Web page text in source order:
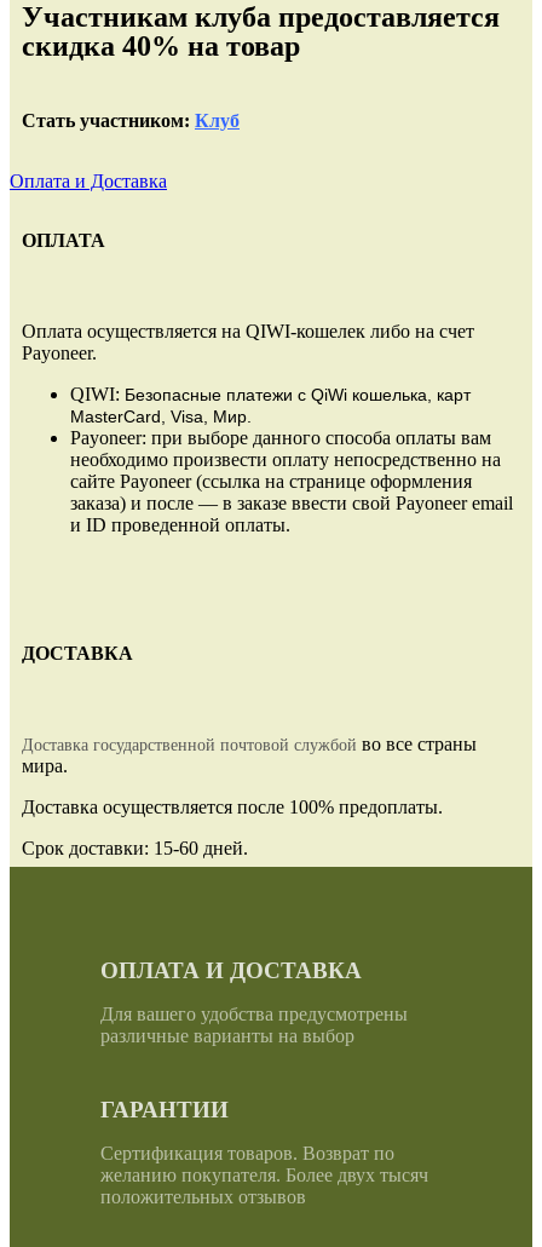
Участникам клуба предоставляется
скидка 40% на товар
Стать участником: Клуб
Оплата и Доставка
ОПЛАТА
Оплата осуществляется на QIWI-кошелек либо на счет
Payoneer.
QIWI: Безопасные платежи с QiWi кошелька, карт
MasterCard, Visa, Мир.
Payoneer: при выборе данного способа оплаты вам
необходимо произвести оплату непосредственно на
сайте Payoneer (ссылка на странице оформления
заказа) и после — в заказе ввести свой Payoneer email
и ID проведенной оплаты.
ДОСТАВКА
Доставка государственной почтовой службой во все страны
мира.
Доставка осуществляется после 100% предоплаты.
Срок доставки: 15-60 дней.
ОПЛАТА И ДОСТАВКА
Для вашего удобства предусмотрены
различные варианты на выбор
ГАРАНТИИ
Сертификация товаров. Возврат по
желанию покупателя. Более двух тысяч
положительных отзывов